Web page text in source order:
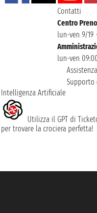
Contatti
Centro
lun-ven 9/19
lun-ven
Supporto
Intelligenza Artificiale
Utilizza il GPT di
per trovare la crociera perfetta!